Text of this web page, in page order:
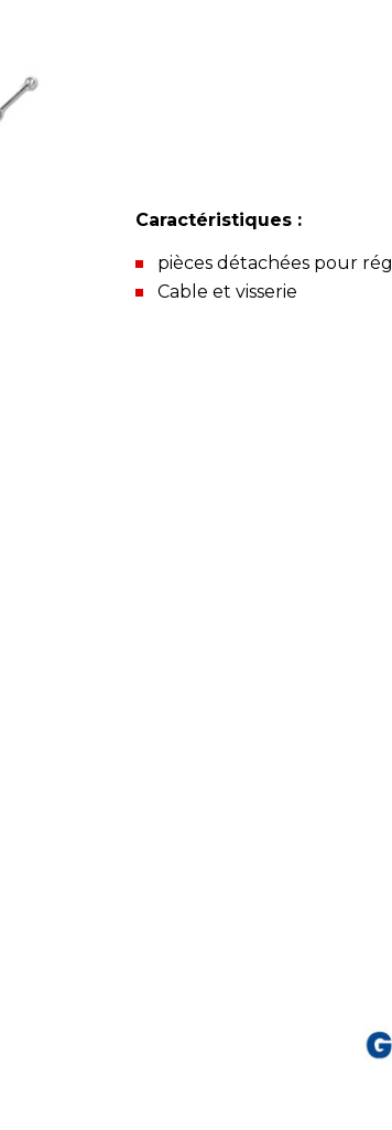
Caractéristiques :
pièces détachées pour
Cable et visserie